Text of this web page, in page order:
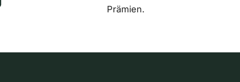
Prämien.